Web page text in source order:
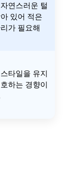
연스러운 털
있어 적은
가 필요해
타일을 유지
하는 경향이